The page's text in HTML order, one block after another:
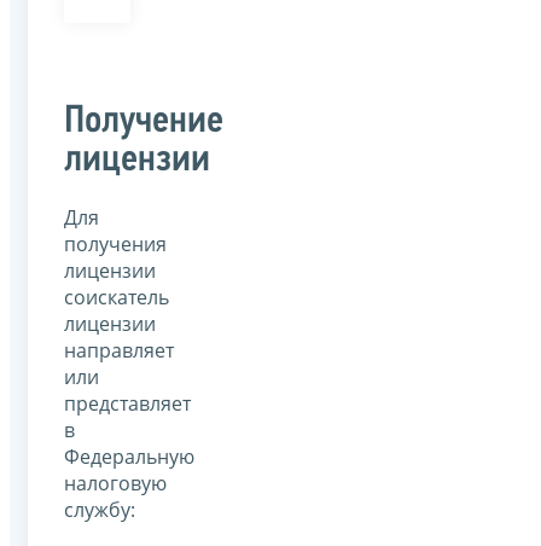
Получение
лицензии
Для
получения
лицензии
соискатель
лицензии
направляет
или
представляет
в
Федеральную
налоговую
службу: